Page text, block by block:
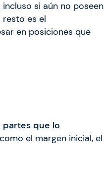
si aún no poseen
es el
en posiciones que
partes que lo
el margen inicial, el